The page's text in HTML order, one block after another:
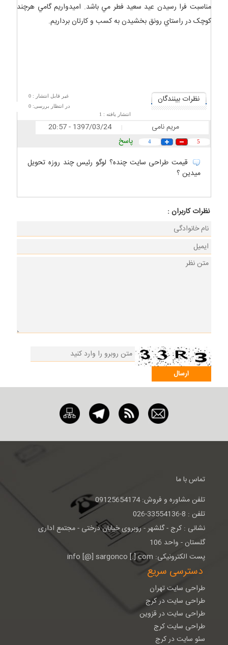
مناسبت فرا رسيدن عيد سعيد فطر مي باشد. اميدواريم گامي هرچند
کوچک در راستاي رونق بخشيدن به کسب و کارتان برداريم.
نظرات بينندگان غیر قابل انتشار : 0
در انتظار بررسی:0
انتشار یافته : 1
مریم نامی |
1397/03/24 - 20:57
5
4
پاسخ
قیمت طراحی سایت چنده؟ لوگو رئیس چند روزه تحویل
میدین ؟
نظرات كاربران :
تماس با ما
تلفن مشاوره و فروش: 09125654174
تلفن : 8-33554136-026
نشانی : كرج - گلشهر - روبروی خيابان درختی - مجتمع اداری
گلستان - واحد 106
پست الکترونیکی: info [@] sargonco [.] com
دسترسی سریع
طراحی سایت تهران
طراحی سایت در کرج
طراحی سایت در قزوین
طراحی سایت کرج
سئو سایت در کرج